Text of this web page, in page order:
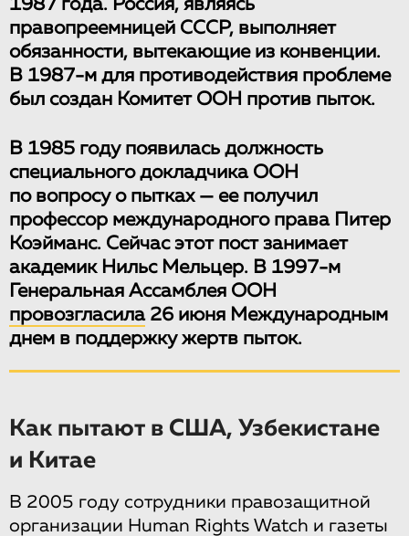
1987 года. Россия, являясь
правопреемницей СССР, выполняет
обязанности, вытекающие из конвенции.
В 1987-м для противодействия проблеме
был создан Комитет ООН против пыток.
В 1985 году появилась должность
специального докладчика ООН
по вопросу о пытках — ее получил
профессор международного права Питер
Коэйманс. Сейчас этот пост занимает
академик Нильс Мельцер. В 1997-м
Генеральная Ассамблея ООН
провозгласила26 июня Международным
днем в поддержку жертв пыток.
Как пытают в США, Узбекистане
и Китае
В 2005 году сотрудники правозащитной
организации Human Rights Watch и газеты